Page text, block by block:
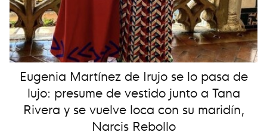
Eugenia Martínez de Irujo se lo pasa de
lujo: presume de vestido junto a Tana
Rivera y se vuelve loca con su maridín,
Narcis Rebollo